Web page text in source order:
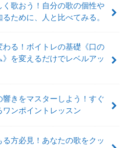
く歌おう！自分の歌の個性や
ために、人と比べてみる。
わる！ボイトレの基礎《口の
》を変えるだけでレベルアッ
響きをマスターしよう！すぐ
ワンポイントレッスン
る方必見！あなたの歌をクッ